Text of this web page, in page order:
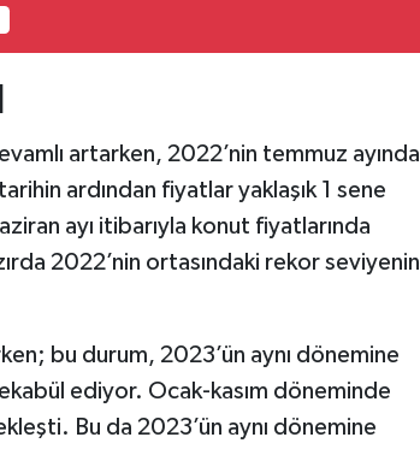
artarken, 2022’nin temmuz ayında
ardından fiyatlar yaklaşık 1 sene
ayı itibarıyla konut fiyatlarında
2022’nin ortasındaki rekor seviyenin
bu durum, 2023’ün aynı dönemine
ediyor. Ocak-kasım döneminde
Bu da 2023’ün aynı dönemine